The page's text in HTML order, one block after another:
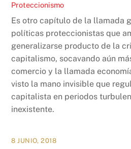
Proteccionismo
Es otro capítulo de la llamada
políticas proteccionistas que
generalizarse producto de la
capitalismo, socavando aún
comercio y la llamada
visto la mano invisible que
capitalista en periodos
inexistente.
8 JUNIO, 2018